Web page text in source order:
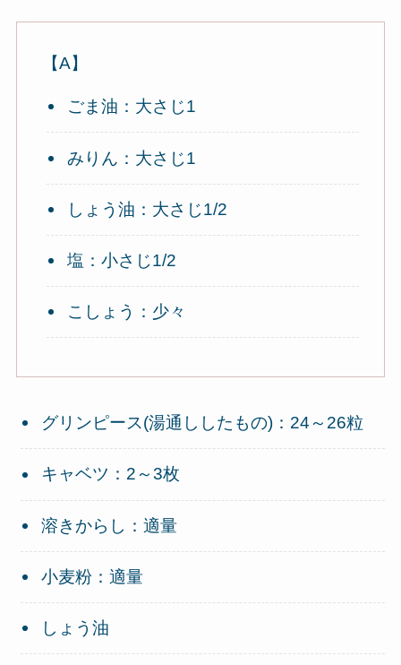
【A】
ごま油：大さじ1
みりん：大さじ1
しょう油：大さじ1/2
塩：小さじ1/2
こしょう：少々
グリンピース(湯通ししたもの)：24～26粒
キャベツ：2～3枚
溶きからし：適量
小麦粉：適量
しょう油